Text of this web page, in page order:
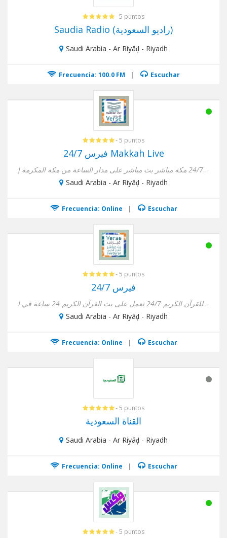
- 5 puntos
Saudia Radio (راديو السعودية)
Saudi Arabia - Ar Riyāḑ - Riyadh
Frecuencia: 100.0 FM | Escuchar
- 5 puntos
فيرس 24/7 Makkah Live
إذاعة فيرس 24/7 مكة مباشر بث مباشر على مدار الساعة من مكة المكرمة إ...
Saudi Arabia - Ar Riyāḑ - Riyadh
Frecuencia: Online | Escuchar
- 5 puntos
فيرس 24/7
إذاعة فيرس للقرآن الكريم 24/7 تعمل على بث القرآن الكريم 24 ساعة في ا...
Saudi Arabia - Ar Riyāḑ - Riyadh
Frecuencia: Online | Escuchar
- 5 puntos
القناة السعودية
Saudi Arabia - Ar Riyāḑ - Riyadh
Frecuencia: Online | Escuchar
- 5 puntos